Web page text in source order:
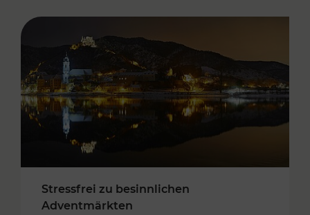
Stressfrei zu besinnlichen
Adventmärkten